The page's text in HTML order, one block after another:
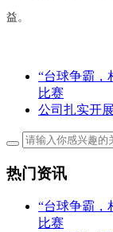
益。
“台球争霸，
比赛
公司扎实开
热门资讯
“台球争霸，
比赛